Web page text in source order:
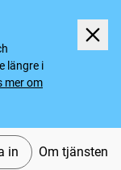
längre i
mer om
in Om tjänsten